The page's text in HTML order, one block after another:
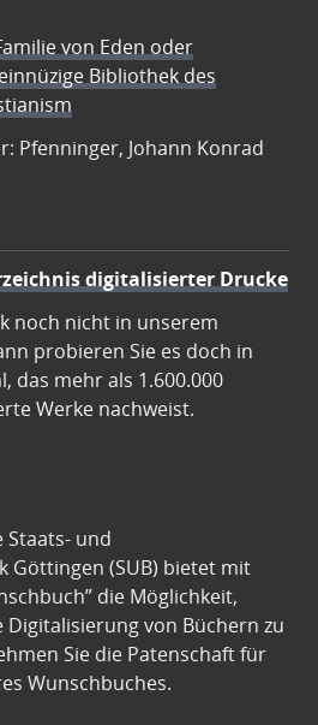
von Eden oder
Bibliothek des
Pfenninger, Johann Konrad
digitalisierter Drucke
noch nicht in unserem
probieren Sie es doch in
das mehr als 1.600.000
Werke nachweist.
Staats- und
Göttingen (SUB) bietet mit
die Möglichkeit,
von Büchern zu
Sie die Patenschaft für
Wunschbuches.